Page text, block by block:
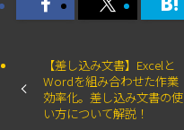
【差し込み文書】Excelと
Wordを組み合わせた作業
効率化。差し込み文書の使
い方について解説！